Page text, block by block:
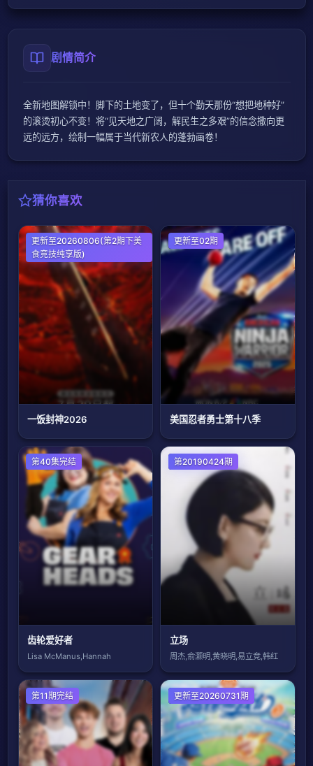
剧情简介
全新地图解锁中！脚下的土地变了，但十个勤天那份“想把地种好”
的滚烫初心不变！将“见天地之广阔，解民生之多艰”的信念撒向更
远的远方，绘制一幅属于当代新农人的蓬勃画卷！
猜你喜欢
大陆综艺
更新至20260806(第2期下美
食竞技纯享版)
一饭封神2026
欧美综艺
更新至02期
美国忍者勇士第十八季
欧美综艺
第40集完结
齿轮爱好者
Lisa McManus,Hannah
大陆综艺
第20190424期
立场
周杰,俞灏明,黄晓明,易立竞,韩红
欧美综艺
第11期完结 大陆综艺
更新至20260731期